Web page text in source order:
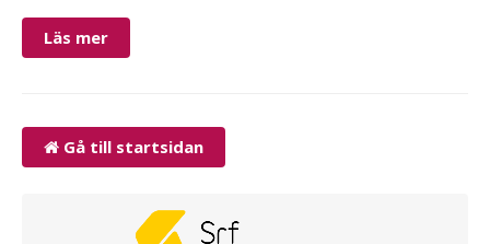
Läs mer
Gå till startsidan